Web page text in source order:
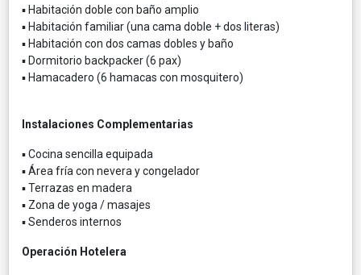
▪ Habitación doble con baño amplio
▪ Habitación familiar (una cama doble + dos literas)
▪ Habitación con dos camas dobles y baño
▪ Dormitorio backpacker (6 pax)
▪ Hamacadero (6 hamacas con mosquitero)
Instalaciones Complementarias
▪ Cocina sencilla equipada
▪ Área fría con nevera y congelador
▪ Terrazas en madera
▪ Zona de yoga / masajes
▪ Senderos internos
Operación Hotelera